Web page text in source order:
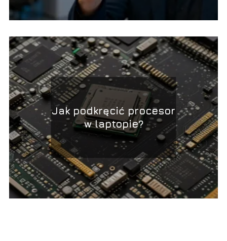
Jak podkręcić procesor
w laptopie?